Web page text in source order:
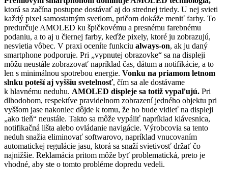
ktorá sa začína postupne dostávať aj do strednej triedy. U nej svieti
každý pixel samostatným svetlom, pričom dokáže meniť farby. To
predurčuje AMOLED ku špičkovému a presnému farebnému
podaniu, a to aj u čiernej farby, keďže pixely, ktoré ju zobrazujú,
nesvietia vôbec. V praxi oceníte funkciu always-on, ak ju daný
smartphone podporuje. Pri „vypnutej obrazovke“ sa na displeji
môžu neustále zobrazovať napríklad čas, dátum a notifikácie, a to
len s minimálnou spotrebou energie. Vonku na priamom letnom
slnku poteší aj vyššiu svetelnosť, čím sa ale dostávame
k hlavnému neduhu. AMOLED displeje sa totiž vypaľujú. Pri
dlhodobom, respektíve pravidelnom zobrazení jedného objektu pri
vyššom jase nakoniec dôjde k tomu, že ho bude vidieť na displeji
„ako tieň“ neustále. Takto sa môže vypáliť napríklad klávesnica,
notifikačná lišta alebo ovládanie navigácie. Výrobcovia sa tento
neduh snažia eliminovať softwarovo, napríklad vnucovaním
automatickej regulácie jasu, ktorá sa snaží svietivosť držať čo
najnižšie. Reklamácia pritom môže byť problematická, preto je
vhodné, aby ste o tomto probléme dopredu vedeli.